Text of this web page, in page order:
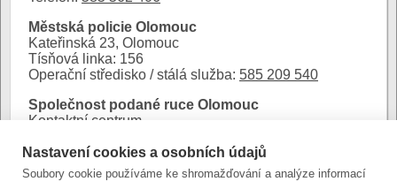
Městská policie Olomouc
Kateřinská 23, Olomouc
Tísňová linka: 156
Operační středisko / stálá služba: 585 209 540
Společnost podané ruce Olomouc
Kontaktní centrum
Telefon:778 411 689
kcentrum.olomouc@podaneruce.cz
Nastavení cookies a osobních údajů
Soubory cookie používáme ke shromažďování a analýze informací